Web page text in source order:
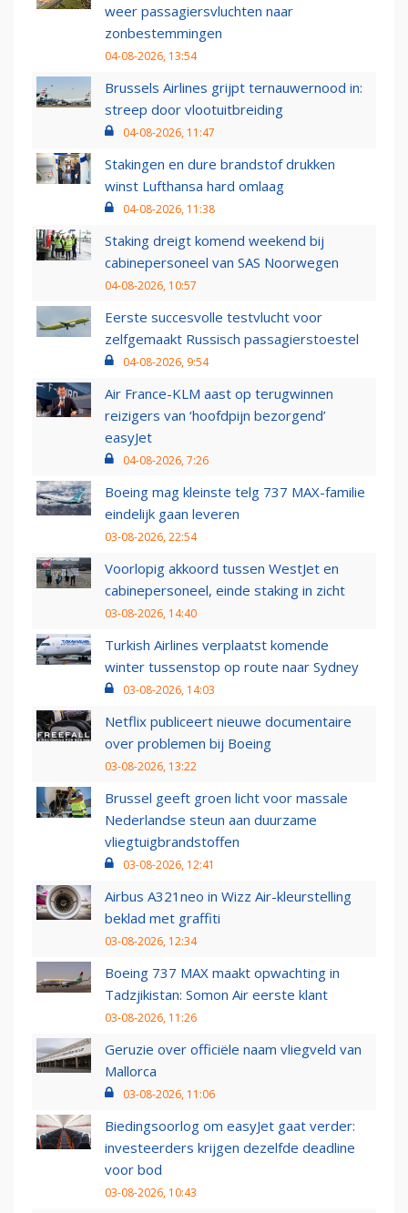
weer passagiersvluchten naar
zonbestemmingen
04-08-2026, 13:54
Brussels Airlines grijpt ternauwernood in:
streep door vlootuitbreiding
04-08-2026, 11:47
Stakingen en dure brandstof drukken
winst Lufthansa hard omlaag
04-08-2026, 11:38
Staking dreigt komend weekend bij
cabinepersoneel van SAS Noorwegen
04-08-2026, 10:57
Eerste succesvolle testvlucht voor
zelfgemaakt Russisch passagierstoestel
04-08-2026, 9:54
Air France-KLM aast op terugwinnen
reizigers van ‘hoofdpijn bezorgend’
easyJet
04-08-2026, 7:26
Boeing mag kleinste telg 737 MAX-familie
eindelijk gaan leveren
03-08-2026, 22:54
Voorlopig akkoord tussen WestJet en
cabinepersoneel, einde staking in zicht
03-08-2026, 14:40
Turkish Airlines verplaatst komende
winter tussenstop op route naar Sydney
03-08-2026, 14:03
Netflix publiceert nieuwe documentaire
over problemen bij Boeing
03-08-2026, 13:22
Brussel geeft groen licht voor massale
Nederlandse steun aan duurzame
vliegtuigbrandstoffen
03-08-2026, 12:41
Airbus A321neo in Wizz Air-kleurstelling
beklad met graffiti
03-08-2026, 12:34
Boeing 737 MAX maakt opwachting in
Tadzjikistan: Somon Air eerste klant
03-08-2026, 11:26
Geruzie over officiële naam vliegveld van
Mallorca
03-08-2026, 11:06
Biedingsoorlog om easyJet gaat verder:
investeerders krijgen dezelfde deadline
voor bod
03-08-2026, 10:43